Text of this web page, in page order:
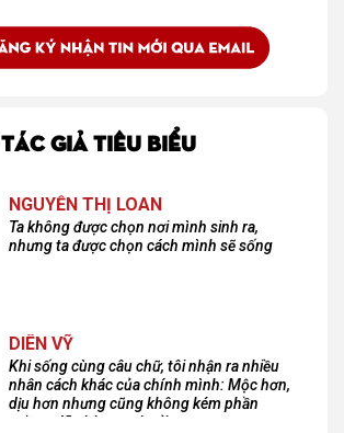
TÁC GIẢ TIÊU BIỂU
NGUYỄN THỊ LOAN
Ta không được chọn nơi mình sinh ra,
nhưng ta được chọn cách mình sẽ sống
DIÊN VỸ
Khi sống cùng câu chữ, tôi nhận ra nhiều
nhân cách khác của chính mình: Mộc hơn,
dịu hơn nhưng cũng không kém phần
cuồng dã và hoang hoải...